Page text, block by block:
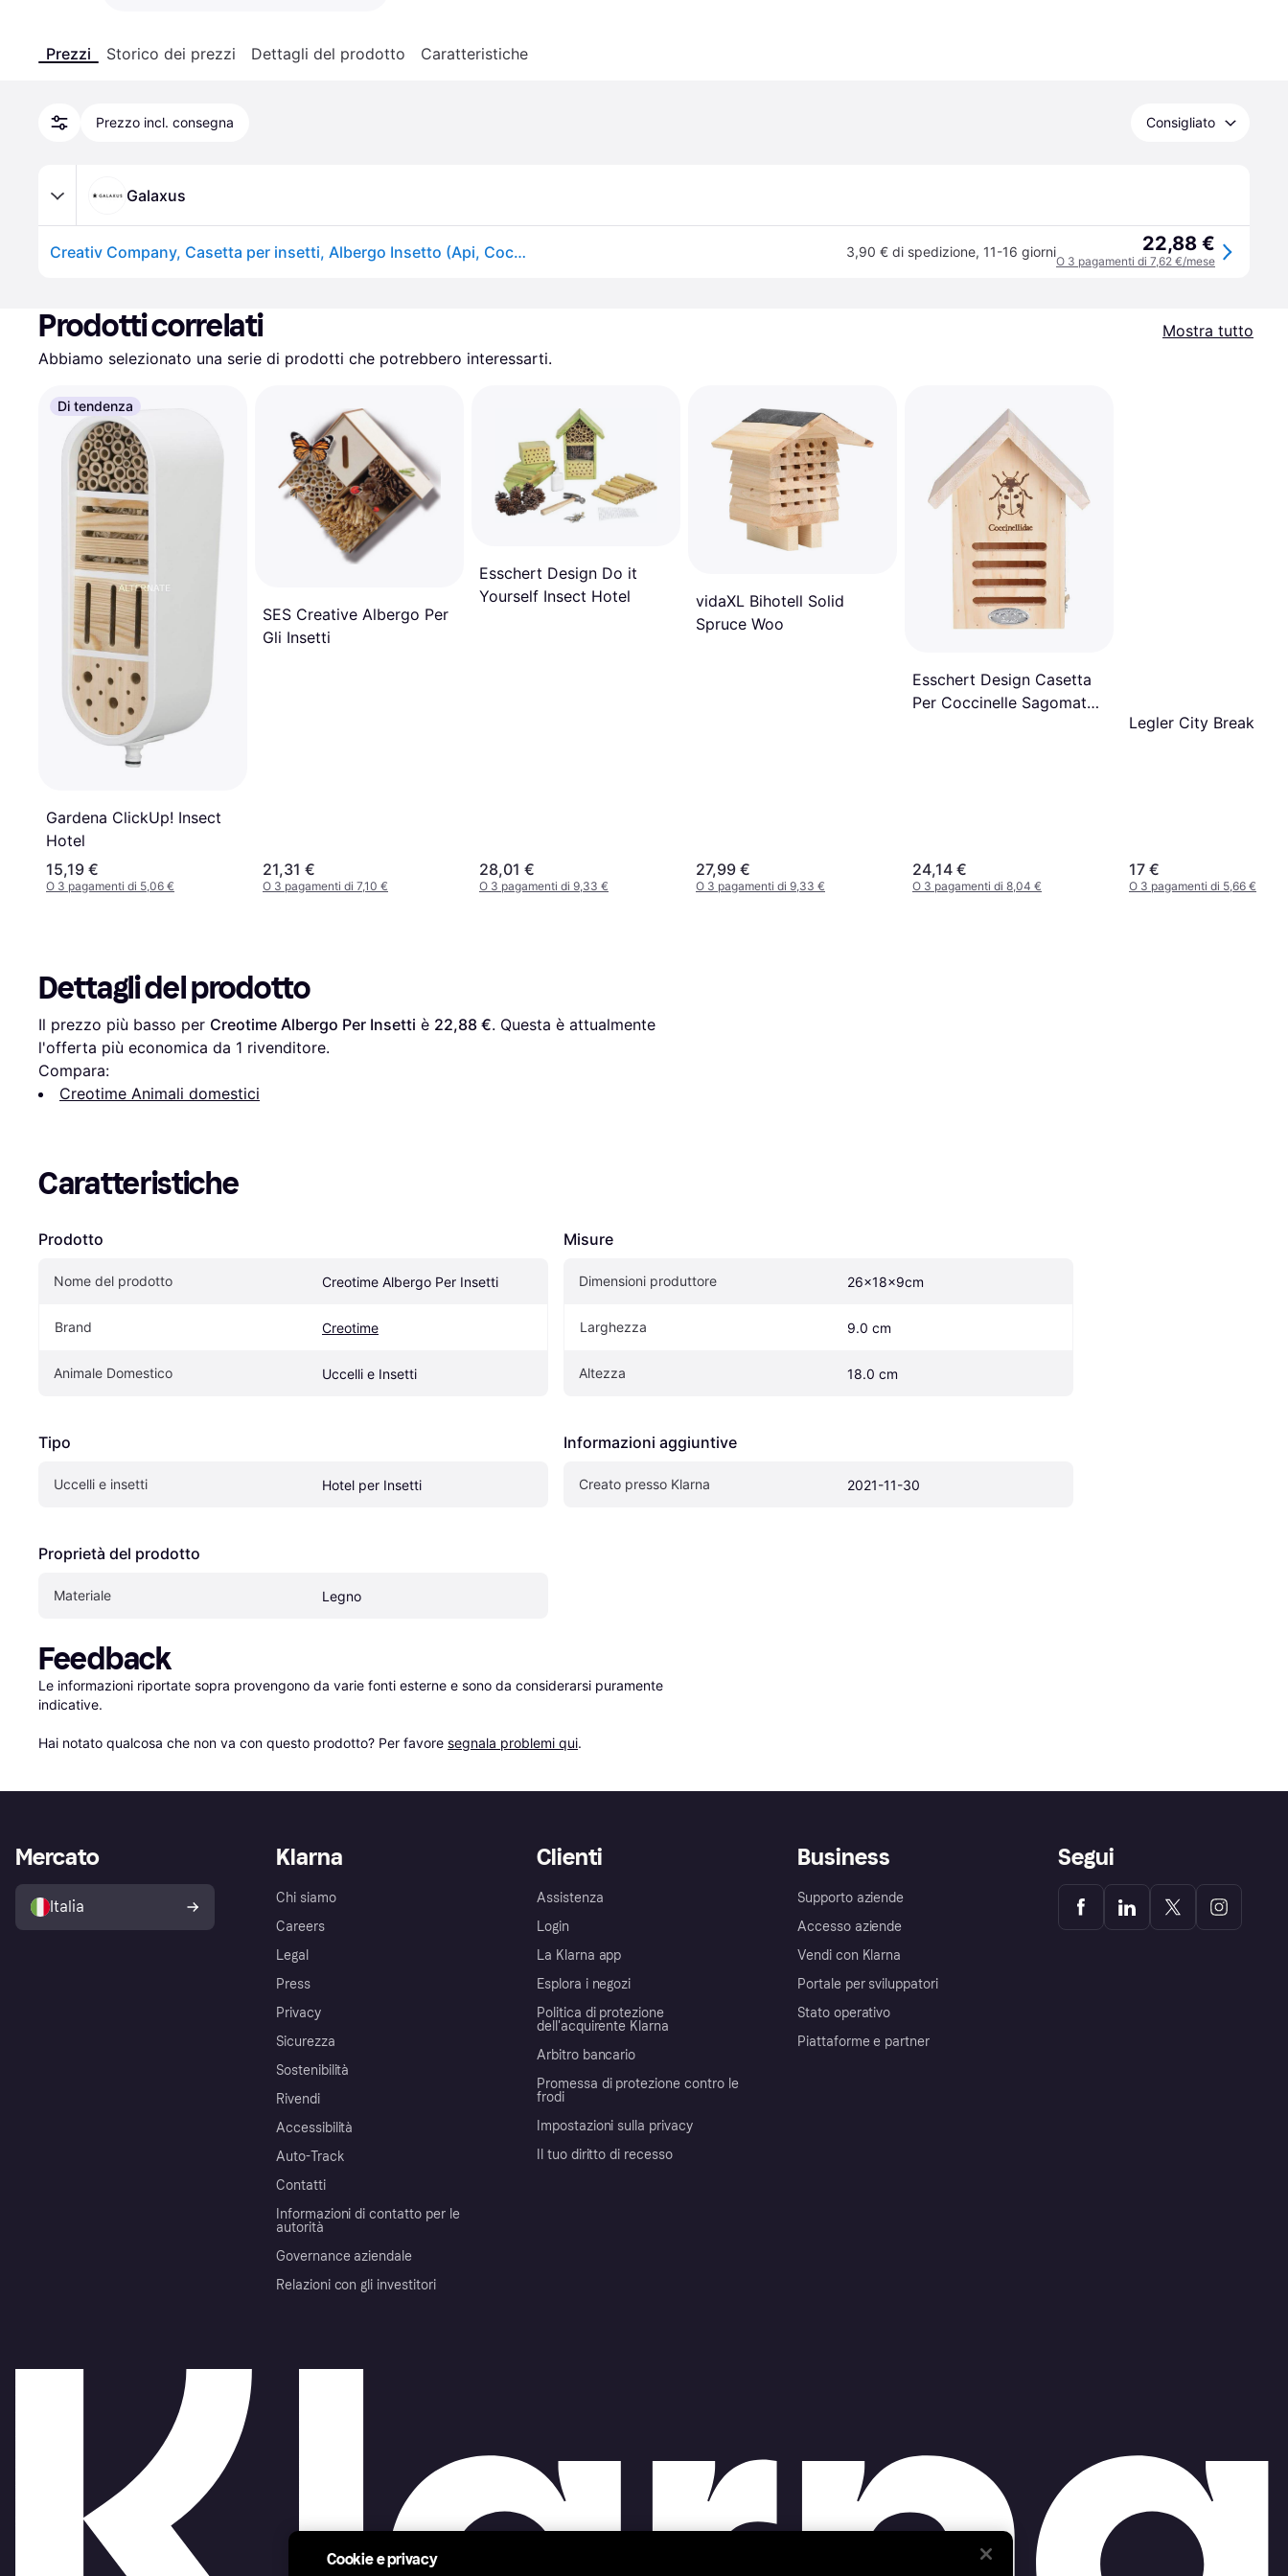
Prezzi Storico dei prezzi Dettagli del prodotto Caratteristiche
Prezzo incl. consegna Consigliato
Galaxus
Creativ Company, Casetta per insetti, Albergo Insetto (Api, Coccinelle, Farfalle, Merletti) 3,90 € di spedizione, 11-16 giorni 22,88 €
O 3 pagamenti di 7,62 €/mese
Prodotti correlati
Mostra tutto
Abbiamo selezionato una serie di prodotti che potrebbero interessarti.
Di tendenza
Gardena ClickUp! Insect
Hotel
15,19 €
O 3 pagamenti di 5,06 €
SES Creative Albergo Per
Gli Insetti
21,31 €
O 3 pagamenti di 7,10 €
Esschert Design Do it
Yourself Insect Hotel
28,01 €
O 3 pagamenti di 9,33 €
vidaXL Bihotell Solid
Spruce Woo
27,99 €
O 3 pagamenti di 9,33 €
Esschert Design Casetta
Per Coccinelle Sagomata
24,14 €
O 3 pagamenti di 8,04 €
Legler City Break
17 €
O 3 pagamenti di 5,66 €
Dettagli del prodotto
Il prezzo più basso per Creotime Albergo Per Insetti è 22,88 €. Questa è attualmente
l'offerta più economica da 1 rivenditore.
Compara:
Creotime Animali domestici
Caratteristiche
Prodotto
Nome del prodotto Creotime Albergo Per Insetti
Brand Creotime
Animale Domestico Uccelli e Insetti
Tipo
Uccelli e insetti Hotel per Insetti
Proprietà del prodotto
Materiale Legno
Misure
Dimensioni produttore 26x18x9cm
Larghezza 9.0 cm
Altezza 18.0 cm
Informazioni aggiuntive
Creato presso Klarna 2021-11-30
Feedback
Le informazioni riportate sopra provengono da varie fonti esterne e sono da considerarsi puramente
indicative.
Hai notato qualcosa che non va con questo prodotto? Per favore segnala problemi qui.
Klarna
Chi siamo
Careers
Legal
Press
Privacy
Sicurezza
Sostenibilità
Rivendi
Accessibilità
Auto-Track
Contatti
Informazioni di contatto per le
autorità
Governance aziendale
Relazioni con gli investitori
Clienti
Assistenza
Login
La Klarna app
Esplora i negozi
Politica di protezione
dell'acquirente Klarna
Arbitro bancario
Promessa di protezione contro le
frodi
Impostazioni sulla privacy
Il tuo diritto di recesso
Business
Supporto aziende
Accesso aziende
Vendi con Klarna
Portale per sviluppatori
Stato operativo
Piattaforme e partner
Mercato
Italia
Segui
Cookie e privacy